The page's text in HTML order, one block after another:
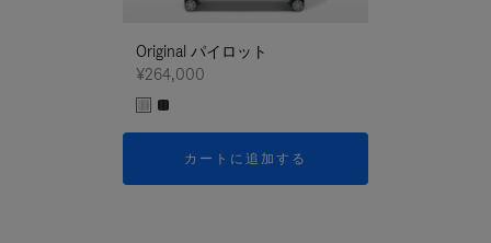
Original パイロット
¥264,000
カートに追加する